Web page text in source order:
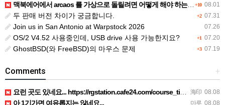
+10 08.01
맥북에어에서 arcaos 를 가상으로 돌릴려면 어떻게 해야 하는 지요?
+2 07.31
두 판매 버전 차이가 궁금합니다.
07.26
Join us in San Antonio at Warpstock 2026
+1 07.20
OS/2 V4.52 사용중인데, USB drive 사용 가능한지요?
+3 07.19
GhostBSD(와 FreeBSD)의 마우스 문제
+
Comments
海印 08.08
요런 곳도 있네요... https://rgstation.cafe24.com/course_tip/306500
마루 08.08
아 1기가면 여유롭지는 않네요...